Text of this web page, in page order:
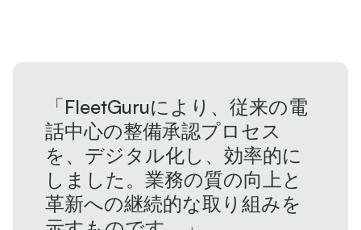
「FleetGuruにより、従来の電
話中心の整備承認プロセス
を、デジタル化し、効率的に
しました。業務の質の向上と
革新への継続的な取り組みを